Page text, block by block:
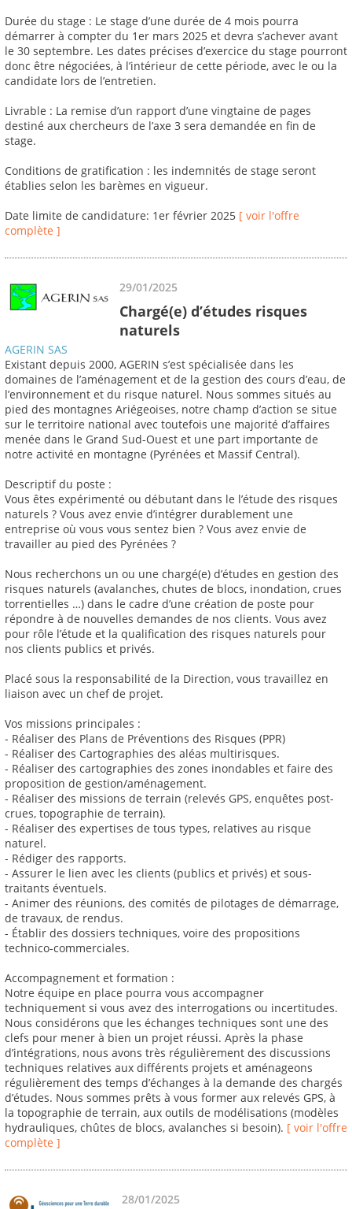
Durée du stage : Le stage d’une durée de 4 mois pourra
démarrer à compter du 1er mars 2025 et devra s’achever avant
le 30 septembre. Les dates précises d’exercice du stage pourront
donc être négociées, à l’intérieur de cette période, avec le ou la
candidate lors de l’entretien.
Livrable : La remise d’un rapport d’une vingtaine de pages
destiné aux chercheurs de l’axe 3 sera demandée en fin de
stage.
Conditions de gratification : les indemnités de stage seront
établies selon les barèmes en vigueur.
Date limite de candidature: 1er février 2025 [ voir l'offre
complète ]
29/01/2025
Chargé(e) d’études risques
naturels
AGERIN SAS
Existant depuis 2000, AGERIN s’est spécialisée dans les
domaines de l’aménagement et de la gestion des cours d’eau, de
l’environnement et du risque naturel. Nous sommes situés au
pied des montagnes Ariégeoises, notre champ d’action se situe
sur le territoire national avec toutefois une majorité d’affaires
menée dans le Grand Sud-Ouest et une part importante de
notre activité en montagne (Pyrénées et Massif Central).
Descriptif du poste :
Vous êtes expérimenté ou débutant dans le l’étude des risques
naturels ? Vous avez envie d’intégrer durablement une
entreprise où vous vous sentez bien ? Vous avez envie de
travailler au pied des Pyrénées ?
Nous recherchons un ou une chargé(e) d’études en gestion des
risques naturels (avalanches, chutes de blocs, inondation, crues
torrentielles …) dans le cadre d’une création de poste pour
répondre à de nouvelles demandes de nos clients. Vous avez
pour rôle l’étude et la qualification des risques naturels pour
nos clients publics et privés.
Placé sous la responsabilité de la Direction, vous travaillez en
liaison avec un chef de projet.
Vos missions principales :
- Réaliser des Plans de Préventions des Risques (PPR)
- Réaliser des Cartographies des aléas multirisques.
- Réaliser des cartographies des zones inondables et faire des
proposition de gestion/aménagement.
- Réaliser des missions de terrain (relevés GPS, enquêtes post-
crues, topographie de terrain).
- Réaliser des expertises de tous types, relatives au risque
naturel.
- Rédiger des rapports.
- Assurer le lien avec les clients (publics et privés) et sous-
traitants éventuels.
- Animer des réunions, des comités de pilotages de démarrage,
de travaux, de rendus.
- Établir des dossiers techniques, voire des propositions
technico-commerciales.
Accompagnement et formation :
Notre équipe en place pourra vous accompagner
techniquement si vous avez des interrogations ou incertitudes.
Nous considérons que les échanges techniques sont une des
clefs pour mener à bien un projet réussi. Après la phase
d’intégrations, nous avons très régulièrement des discussions
techniques relatives aux différents projets et aménageons
régulièrement des temps d’échanges à la demande des chargés
d’études. Nous sommes prêts à vous former aux relevés GPS, à
la topographie de terrain, aux outils de modélisations (modèles
hydrauliques, chûtes de blocs, avalanches si besoin). [ voir l'offre
complète ]
28/01/2025